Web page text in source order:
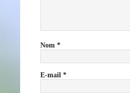
Nom *
E-mail *